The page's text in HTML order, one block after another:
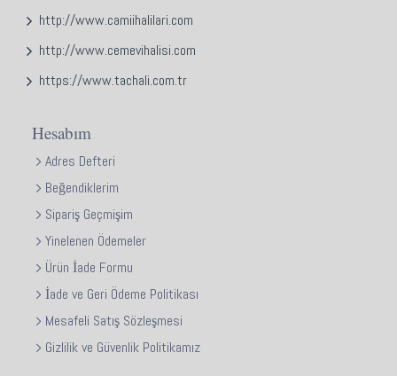
http://www.camiihalilari.com
http://www.cemevihalisi.com
https://www.tachali.com.tr
Hesabım
Adres Defteri
Beğendiklerim
Sipariş Geçmişim
Yinelenen Ödemeler
Ürün İade Formu
İade ve Geri Ödeme Politikası
Mesafeli Satış Sözleşmesi
Gizlilik ve Güvenlik Politikamız